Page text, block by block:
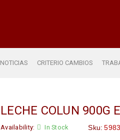
NOTICIAS CRITERIO CAMBIOS
LECHE COLUN 900G
Availability: In Stock Sku: 5983